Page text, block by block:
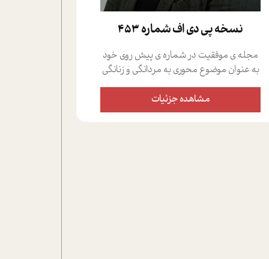
نسخه پي دي اف شماره 453
مجله ی موفقیت در شماره ی پیش روی خود
به عنوان موضوع محوری به مردانگی و زنانگی
سمی پرداخته است؛ علاوه بر این که؛ گفت و
گویی اختصاصی داشته ایم با فردین علیخواه،
جامعه شناس در بخش های مختلف تلاش
مشاهده جزئیات